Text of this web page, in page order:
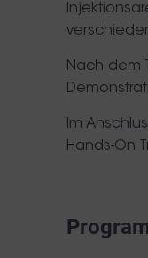
Nach dem
Im
Hands-On